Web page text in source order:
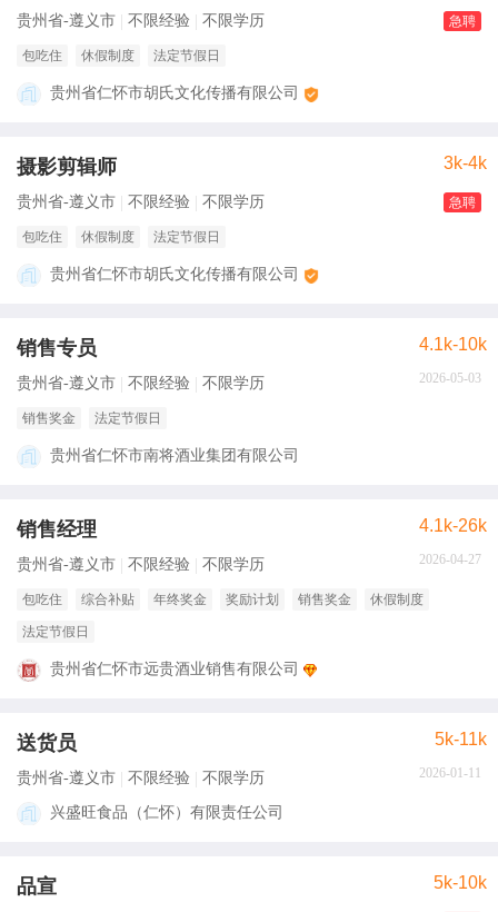
贵州省-遵义市 不限经验 不限学历 急聘
包吃住 休假制度 法定节假日
贵州省仁怀市胡氏文化传播有限公司
摄影剪辑师 3k-4k
贵州省-遵义市 不限经验 不限学历 急聘
包吃住 休假制度 法定节假日
贵州省仁怀市胡氏文化传播有限公司
销售专员 4.1k-10k
2026-05-03
贵州省-遵义市 不限经验 不限学历
销售奖金 法定节假日
贵州省仁怀市南将酒业集团有限公司
销售经理 4.1k-26k
2026-04-27
贵州省-遵义市 不限经验 不限学历
包吃住 综合补贴 年终奖金 奖励计划 销售奖金 休假制度
法定节假日
贵州省仁怀市远贵酒业销售有限公司
送货员 5k-11k
2026-01-11
贵州省-遵义市 不限经验 不限学历
兴盛旺食品（仁怀）有限责任公司
品宣 5k-10k